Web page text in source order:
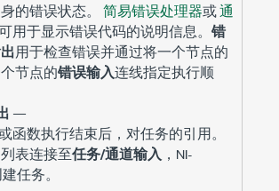
的错误状态。 简易错误处理器或通
用于显示错误代码的说明信息。 错
用于检查错误并通过将一个节点的
节点的错误输入连线指定执行顺
—
函数执行结束后，对任务的引用。
表连接至任务/通道输入 ，NI-
任务。